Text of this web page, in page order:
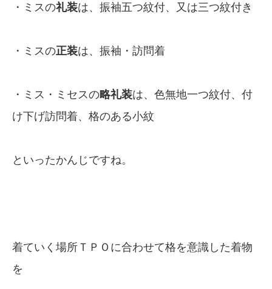
・ミスの礼装は、振袖五つ紋付、又は三つ紋付き
・ミスの正装は、振袖・訪問着
・ミス・ミセスの略礼装は、色無地一つ紋付、付
け下げ訪問着、格のある小紋
といったかんじですね。
着ていく場所ＴＰＯに合わせて格を意識した着物
を